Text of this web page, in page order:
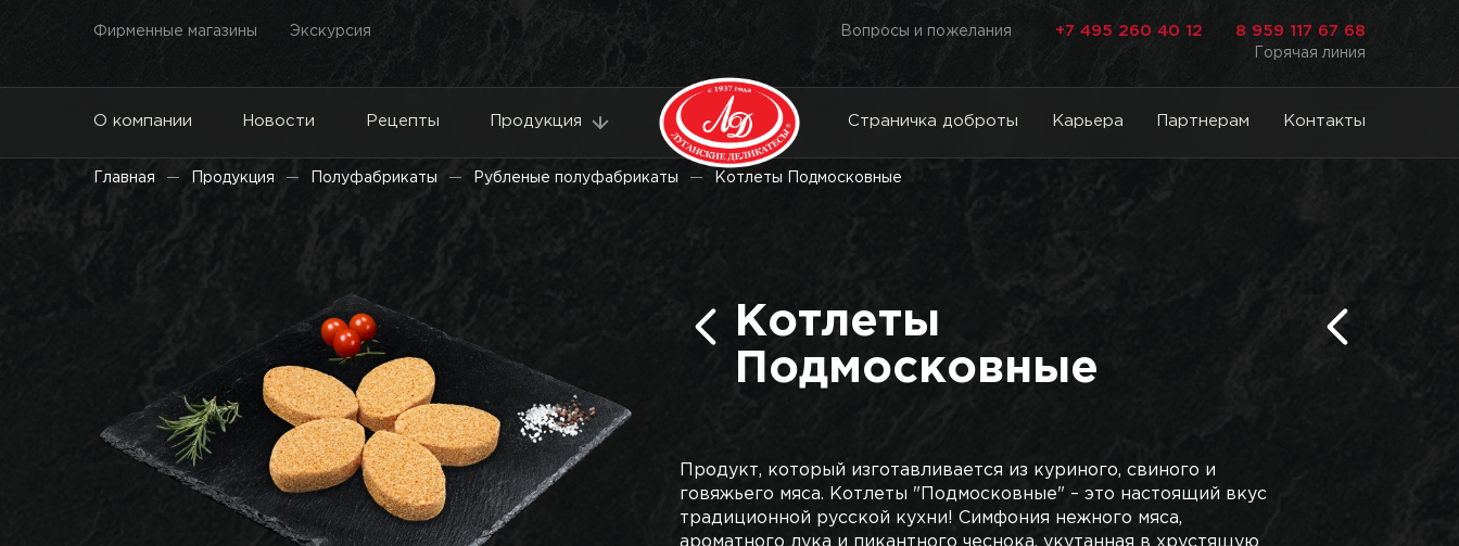
Фирменные магазины Экскурсия Вопросы и пожелания +7 495 260 40 12 8 959 117 67 68
Горячая линия
О компании Новости Рецепты Продукция Страничка доброты Карьера Партнерам Контакты
Главная Продукция Полуфабрикаты Рубленые полуфабрикаты Котлеты Подмосковные
Котлеты
Подмосковные
Продукт, который изготавливается из куриного, свиного и
говяжьего мяса. Котлеты "Подмосковные" – это настоящий вкус
традиционной русской кухни! Симфония нежного мяса,
ароматного лука и пикантного чеснока, укутанная в хрустящую